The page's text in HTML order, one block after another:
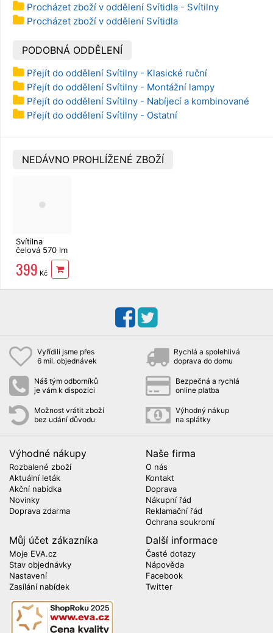
Procházet zboží v oddělení Svítidla - Svítilny
Procházet zboží v oddělení Svítidla
PODOBNÁ ODDĚLENÍ
Přejít do oddělení Svítilny - Klasické ruční
Přejít do oddělení Svítilny - Montážní lampy
Přejít do oddělení Svítilny - Nabíjecí a kombinované
Přejít do oddělení Svítilny - Ostatní
NEDÁVNO PROHLÍŽENÉ ZBOŽÍ
Svítilna
čelová 570 lm
Cattara LED
Cree 6W
399 Kč
Vyřídili jsme přes
6 mil. objednávek
Rychlá a spolehlivá
doprava do domu
Náš tým odborníků
je vám k dispozici
Bezpečná a rychlá
online platba
Možnost vrátit zboží
bez udání důvodu
Výhodný nákup
na splátky
Výhodné nákupy
Rozbalené zboží
Aktuální leták
Akční nabídka
Novinky
Doprava zdarma
Naše firma
O nás
Kontakt
Doprava
Nákupní řád
Reklamační řád
Ochrana soukromí
Můj účet zákazníka
Moje EVA.cz
Stav objednávky
Nastavení
Zasílání nabídek
Další informace
Časté dotazy
Nápověda
Facebook
Twitter